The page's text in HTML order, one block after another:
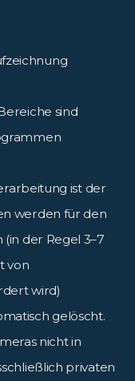
sind
ist der
werden für den
der Regel 3–7
von
wird)
gelöscht.
nicht in
privaten